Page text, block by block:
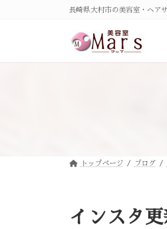
長崎県大村市の美容室・ヘア
トップページ ブログ
インスタ